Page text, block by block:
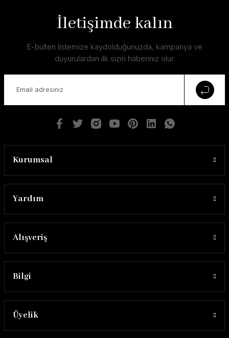
İletişimde kalın
E-bülten listemize kaydolduğunuzda, kampanya ve
duyurulardan ilk sizin haberiniz olur.
Kurumsal
Yardım
Alışveriş
Bilgi
Üyelik